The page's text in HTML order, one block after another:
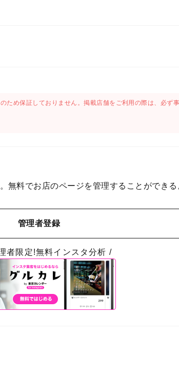
ため保証しておりません。掲載店舗をご利用の際は、必ず
無料でお店のページを管理することができる
管理者登録
者限定!無料インスタ分析 /